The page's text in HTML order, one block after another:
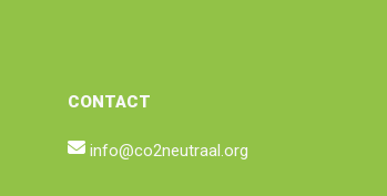
CONTACT
info@co2neutraal.org